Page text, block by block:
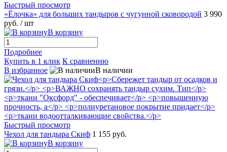
Быстрый просмотр
«Ёлочка» для больших тандыров с чугунной сковородой 3 990
руб. / шт
В корзину
Подробнее
Купить в 1 клик К сравнению
В избранное
В наличии
Быстрый просмотр
Чехол для тандыра Скиф 1 155 руб.
В корзину